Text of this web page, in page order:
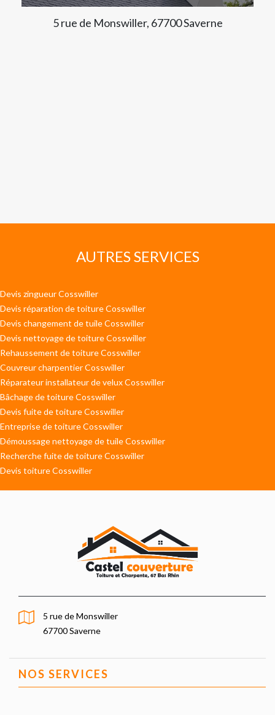
5 rue de Monswiller, 67700 Saverne
AUTRES SERVICES
Devis zingueur Cosswiller
Devis réparation de toiture Cosswiller
Devis changement de tuile Cosswiller
Devis nettoyage de toiture Cosswiller
Rehaussement de toiture Cosswiller
Couvreur charpentier Cosswiller
Réparateur installateur de velux Cosswiller
Bâchage de toiture Cosswiller
Devis fuite de toiture Cosswiller
Entreprise de toiture Cosswiller
Démoussage nettoyage de tuile Cosswiller
Recherche fuite de toiture Cosswiller
Devis toiture Cosswiller
5 rue de Monswiller
67700 Saverne
NOS SERVICES